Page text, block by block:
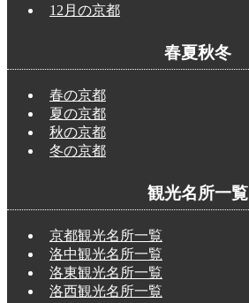
12月の京都
春夏秋冬
春の京都
夏の京都
秋の京都
冬の京都
観光名所一覧
京都観光名所一覧
洛中観光名所一覧
洛東観光名所一覧
洛西観光名所一覧